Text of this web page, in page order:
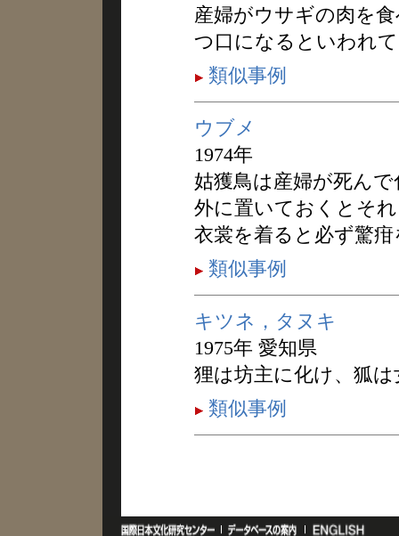
産婦がウサギの肉を
つ口になるといわれ
類似事例
ウブメ
1974年
姑獲鳥は産婦が死ん
外に置いておくとそ
衣裳を着ると必ず驚
類似事例
キツネ，タヌキ
1975年 愛知県
狸は坊主に化け、狐
類似事例